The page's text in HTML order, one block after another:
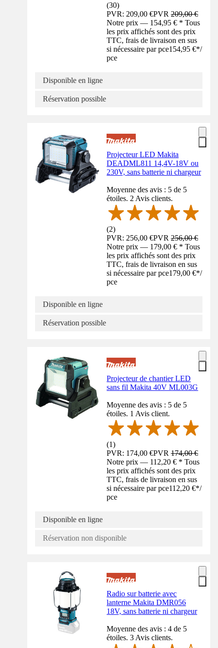
(30)
PVR: 209,00 €PVR209,00 €
Notre prix — 154,95 € * Tous
les prix affichés sont des prix
TTC, frais de livraison en sus
si nécessaire par pce154,95 €*/
pce
Disponible en ligne
Réservation possible
Projecteur LED Makita
DEADML811 14,4V-18V ou
230V, sans batterie ni chargeur
Moyenne des avis : 5 de 5
étoiles. 2 Avis clients.
(2)
PVR: 256,00 €PVR256,00 €
Notre prix — 179,00 € * Tous
les prix affichés sont des prix
TTC, frais de livraison en sus
si nécessaire par pce179,00 €*/
pce
Disponible en ligne
Réservation possible
Projecteur de chantier LED
sans fil Makita 40V ML003G
Moyenne des avis : 5 de 5
étoiles. 1 Avis client.
(1)
PVR: 174,00 €PVR174,00 €
Notre prix — 112,20 € * Tous
les prix affichés sont des prix
TTC, frais de livraison en sus
si nécessaire par pce112,20 €*/
pce
Disponible en ligne
Réservation non disponible
Radio sur batterie avec
lanterne Makita DMR056
18V, sans batterie ni chargeur
Moyenne des avis : 4 de 5
étoiles. 3 Avis clients.